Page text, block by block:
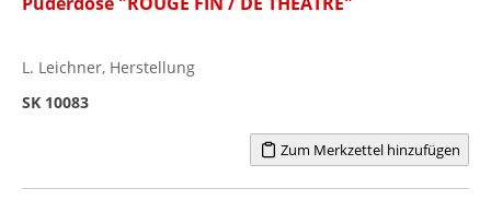
L. Leichner, Herstellung
SK 10083
Zum Merkzettel hinzufügen